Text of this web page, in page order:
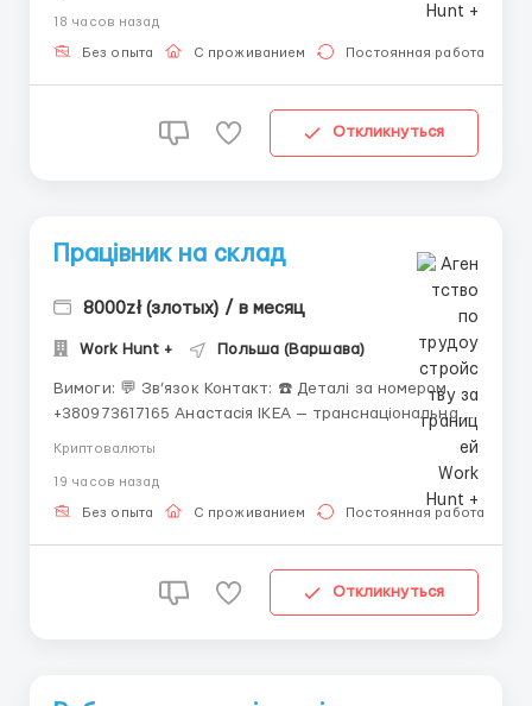
🛠 Обов’язки: - Пакування салатів на лінії
продукційній - Обслуговуванн...
18 часов назад
Без опыта С проживанием Постоянная работа
Откликнуться
Працівник на склад
8000zł (злотых) / в месяц
Work Hunt + Польша (Варшава)
Вимоги: 💬 Зв’язок Контакт: ☎️ Деталі за номером
+380973617165 Анастасія IKEA — транснаціональна
аксесуари для дому. **ЗАРОБІТНА ПЛАТА** 23,80 зл/
год нетто - ставка; 31 зл/год нетто...
Криптовалюты
19 часов назад
Без опыта С проживанием Постоянная работа
Откликнуться